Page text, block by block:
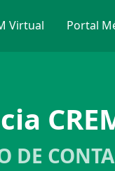
Virtual Portal
DE